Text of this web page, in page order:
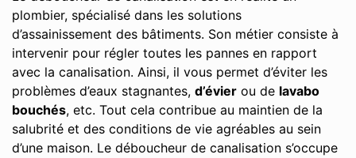
plombier, spécialisé dans les solutions
d’assainissement des bâtiments. Son métier consiste à
intervenir pour régler toutes les pannes en rapport
avec la canalisation. Ainsi, il vous permet d’éviter les
problèmes d’eaux stagnantes, d’évier ou de lavabo
bouchés, etc. Tout cela contribue au maintien de la
salubrité et des conditions de vie agréables au sein
d’une maison. Le déboucheur de canalisation s’occupe